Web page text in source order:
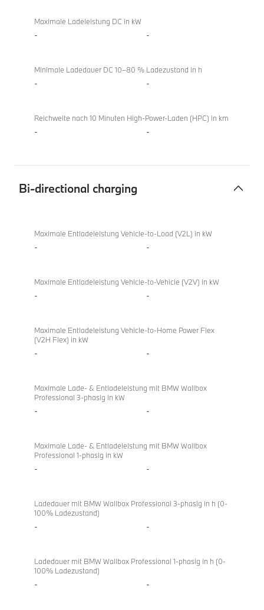
Maximale Ladeleistung DC in kW
- -
Minimale Ladedauer DC 10–80 % Ladezustand in h
- -
Reichweite nach 10 Minuten High-Power-Laden (HPC) in km
- -
Bi-directional charging
directional
charging
220i
Active
Maximale Entladeleistung Vehicle-to-Load (V2L) in kW
- -
Maximale Entladeleistung Vehicle-to-Vehicle (V2V) in kW
- -
Maximale Entladeleistung Vehicle-to-Home Power Flex
(V2H Flex) in kW
- -
Maximale Lade- & Entladeleistung mit BMW Wallbox
Professional 3-phasig in kW
- -
Maximale Lade- & Entladeleistung mit BMW Wallbox
Professional 1-phasig in kW
- -
Ladedauer mit BMW Wallbox Professional 3-phasig in h (0-
100% Ladezustand)
- -
Ladedauer mit BMW Wallbox Professional 1-phasig in h (0-
100% Ladezustand)
- -